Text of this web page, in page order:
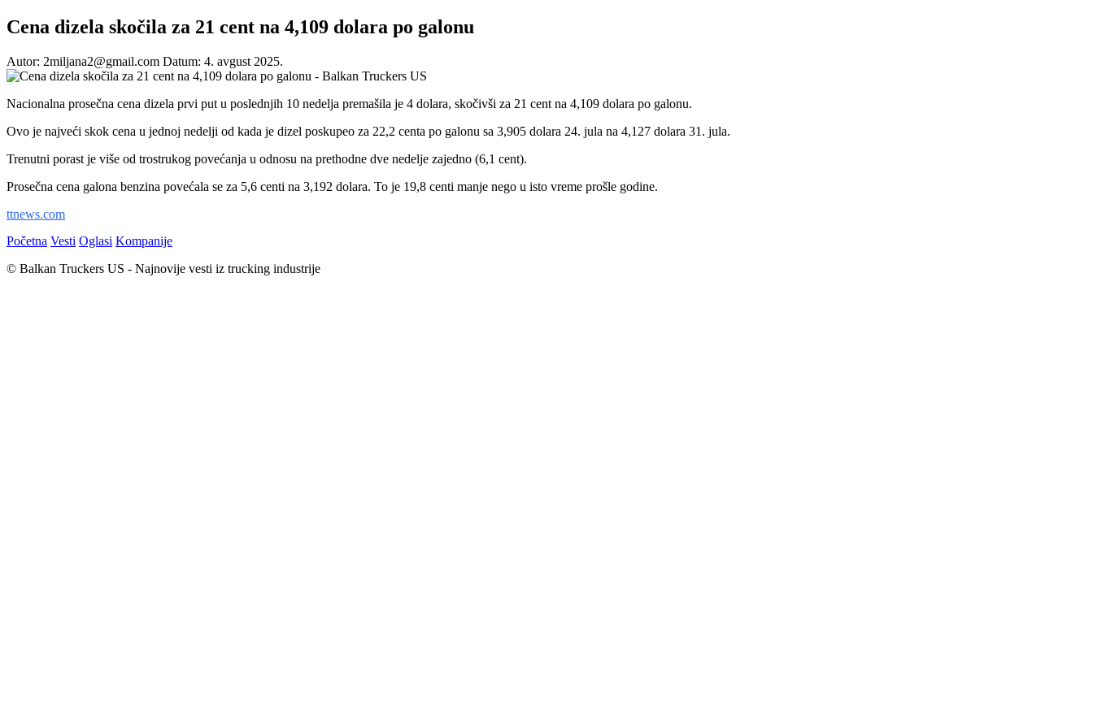
Cena dizela skočila za 21 cent na 4,109 dolara po galonu
Autor: 2miljana2@gmail.com Datum: 4. avgust 2025.
Nacionalna prosečna cena dizela prvi put u poslednjih 10 nedelja premašila je 4 dolara, skočivši za 21 cent na 4,109 dolara po galonu.
Ovo je najveći skok cena u jednoj nedelji od kada je dizel poskupeo za 22,2 centa po galonu sa 3,905 dolara 24. jula na 4,127 dolara 31. jula.
Trenutni porast je više od trostrukog povećanja u odnosu na prethodne dve nedelje zajedno (6,1 cent).
Prosečna cena galona benzina povećala se za 5,6 centi na 3,192 dolara. To je 19,8 centi manje nego u isto vreme prošle godine.
ttnews.com
Početna Vesti Oglasi Kompanije
© Balkan Truckers US - Najnovije vesti iz trucking industrije